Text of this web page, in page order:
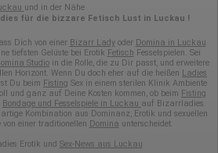
und in der Nähe
für die bizzare Fetisch Lust in Luckau !
Dich von einer Bizarr Ladyoder Domina in Luckau
tiefsten Gelüste bei Erotik Fetisch Fesselspielen. Sei
Studio in die Rolle, die zu Dir passt, und erweitere
Horizont. Wenn Du doch eher auf die heißen Ladies
Du beim Fisting Sex in einem sterilen Klinik Ambiente
und ganz auf Deine Kosten kommen, ob beim Fisting
Bondage und Fesselspiele in Luckau auf Bizarrladies.
Kombination aus Dominanz, Erotik und sexuellen
von einer traditionellen Domina unterscheidet.
Erotik und Sex-News aus Luckau